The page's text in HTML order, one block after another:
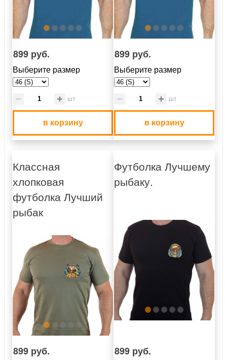
899 руб.
Выберите размер
шт
в корзину
899 руб.
Выберите размер
шт
в корзину
Классная
хлопковая
футболка Лучший
рыбак
899 руб.
Футболка Лучшему
рыбаку.
899 руб.